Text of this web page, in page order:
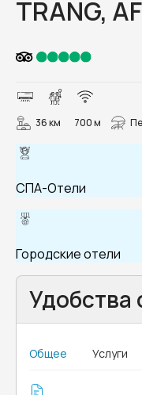
TRANG,
MELIÁ
36 км 700 м
СПА-Отели
Городские отели
Удобства
Общее Услуги